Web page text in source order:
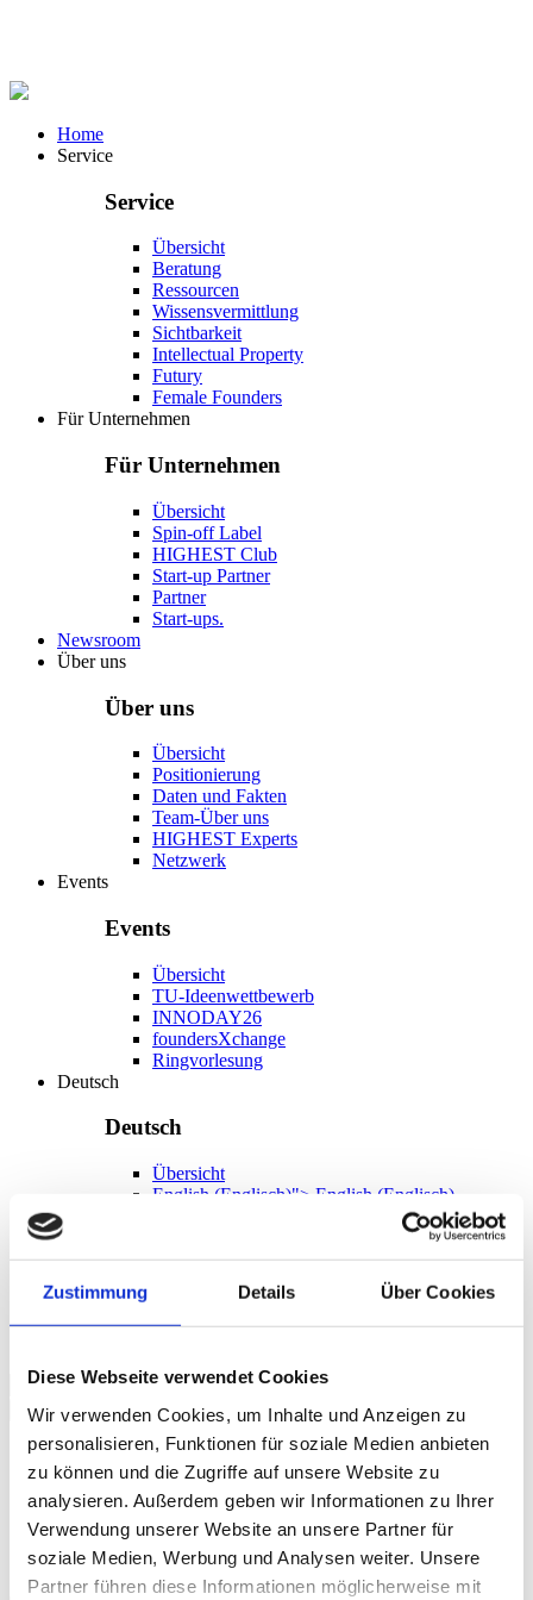
Zustimmung Details Über Cookies
Diese Webseite verwendet Cookies
Wir verwenden Cookies, um Inhalte und Anzeigen zu
personalisieren, Funktionen für soziale Medien anbieten
zu können und die Zugriffe auf unsere Website zu
analysieren. Außerdem geben wir Informationen zu Ihrer
Verwendung unserer Website an unsere Partner für
soziale Medien, Werbung und Analysen weiter. Unsere
Partner führen diese Informationen möglicherweise mit
Home
Service
Service
Übersicht
Beratung
Ressourcen
Wissensvermittlung
Sichtbarkeit
Intellectual Property
Futury
Female Founders
Für Unternehmen
Für Unternehmen
Übersicht
Spin-off Label
HIGHEST Club
Start-up Partner
Partner
Start-ups.
Newsroom
Über uns
Über uns
Übersicht
Positionierung
Daten und Fakten
Team-Über uns
HIGHEST Experts
Netzwerk
Events
Events
Übersicht
TU-Ideenwettbewerb
INNODAY26
foundersXchange
Ringvorlesung
Deutsch
Deutsch
Übersicht
English (Englisch)"> English (Englisch)
DE
Englisch
DE
Suchen
Sprache
Deutsch
Englisch